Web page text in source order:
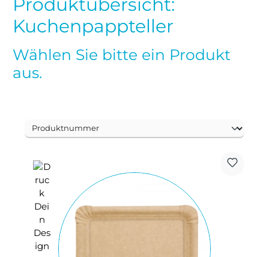
Produktübersicht:
Kuchenpappteller
Wählen Sie bitte ein Produkt
aus.